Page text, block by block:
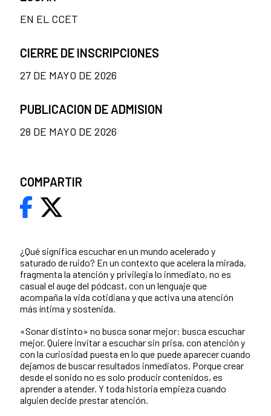
¿Qué significa escuchar en un mundo acelerado y
saturado de ruido? En un contexto que acelera la mirada,
fragmenta la atención y privilegia lo inmediato, no es
casual el auge del pódcast, con un lenguaje que
acompaña la vida cotidiana y que activa una atención
más íntima y sostenida.
«Sonar distinto» no busca sonar mejor: busca escuchar
mejor. Quiere invitar a escuchar sin prisa, con atención y
con la curiosidad puesta en lo que puede aparecer cuando
dejamos de buscar resultados inmediatos. Porque crear
desde el sonido no es solo producir contenidos, es
aprender a atender. Y toda historia empieza cuando
alguien decide prestar atención.
EN EL CCET
CIERRE DE INSCRIPCIONES
27 DE MAYO DE 2026
PUBLICACION DE ADMISION
28 DE MAYO DE 2026
COMPARTIR